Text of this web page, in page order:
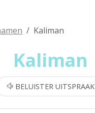
Kaliman
Kaliman
BELUISTER UITSPRAAK